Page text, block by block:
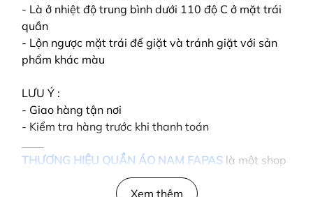
- Là ở nhiệt độ trung bình dưới 110 độ C ở mặt trái
quần
- Lộn ngược mặt trái để giặt và tránh giặt với sản
phẩm khác màu
LƯU Ý :
- Giao hàng tận nơi
- Kiểm tra hàng trước khi thanh toán
THƯƠNG HIỆU QUẦN ÁO NAM FAPAS là một shop
thời trang nam với nhiều kinh nghiệm chuyên môn
luôn bắt kịp xu hướng thời trang nam.
Xem thêm